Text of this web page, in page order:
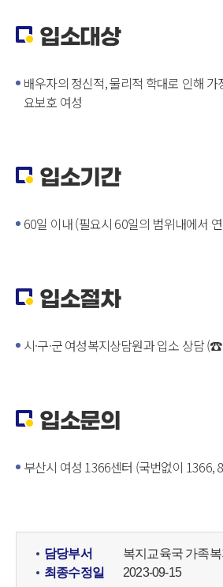
입소대상
배우자의 정신적, 물리적 학대로 인해
요보호 여성
입소기간
60일 이내 (필요시 60일의 범위내에서
입소절차
시·구·군 여성복지상담원과 입소 상담
입소문의
부산시 여성 1366센터 (국번없이 1366,
담당부서
복지교육국 가족
최종수정일
2023-09-15